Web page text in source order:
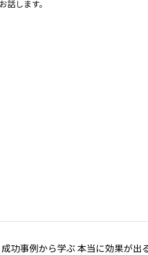
します。
功事例から学ぶ 本当に効果が出